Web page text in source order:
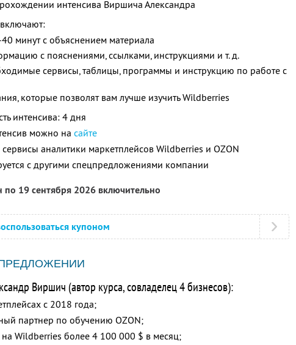
интенсива Виршича Александра
минут с объяснением материала
с пояснениями, ссылками, инструкциями и т. д.
сервисы, таблицы, программы и инструкцию по работе с
которые позволят вам лучше изучить Wildberries
интенсива: 4 дня
можно на сайте
аналитики маркетплейсов Wildberries и OZON
с другими спецпредложениями компании
по 19 сентября 2026 включительно
купоном
Виршич (автор курса, совладелец 4 бизнесов):
с 2018 года;
партнер по обучению OZON;
Wildberries более 4 100 000 $ в месяц;